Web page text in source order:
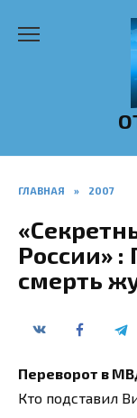
ГЛАВНАЯ » 2007
России»
смерть
Переворот в
Кто подставил